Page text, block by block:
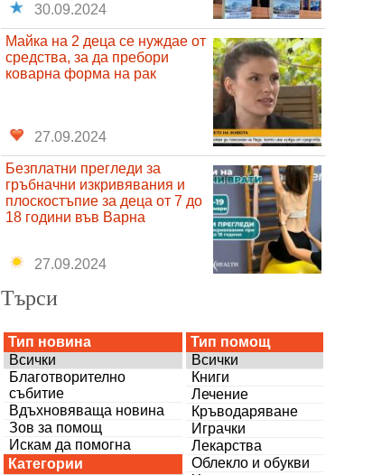
30.09.2024
Майка на 2 деца се нуждае от
средства, за да пребори
коварна форма на рак
27.09.2024
Безплатни прегледи за
гръбначни изкривявания и
плоскостъпие за деца от 7 до
18 години във Варна
27.09.2024
Търси
Тип новина
Всички
Благотворително
събитие
Вдъхновяваща новина
Зов за помощ
Искам да помогна
Категории
Тип помощ
Всички
Книги
Лечение
Кръводаряване
Играчки
Лекарства
Облекло и обукви